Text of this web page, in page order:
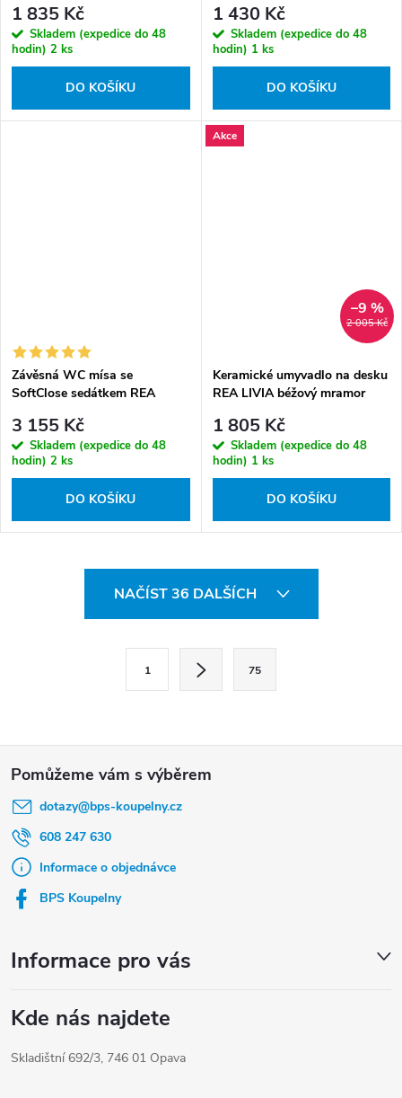
1 835 Kč
Skladem (expedice do 48
hodin) 2 ks
DO KOŠÍKU
1 430 Kč
Skladem (expedice do 48
hodin) 1 ks
DO KOŠÍKU
Závěsná WC mísa se
SoftClose sedátkem REA
3 155 Kč
Skladem (expedice do 48
hodin) 2 ks
DO KOŠÍKU
Akce
2 005 Kč
–9 %
Keramické umyvadlo na desku
REA LIVIA béžový mramor
1 805 Kč
Skladem (expedice do 48
hodin) 1 ks
DO KOŠÍKU
c
í
p
r
v
k
y
ý
i
s
NAČÍST 36 DALŠÍCH
á
n
k
o
v
á
n
1 75
dotazy@bps-koupelny.cz
608 247 630
Informace o objednávce
BPS Koupelny
Informace pro vás
Kde nás najdete
Skladištní 692/3, 746 01 Opava